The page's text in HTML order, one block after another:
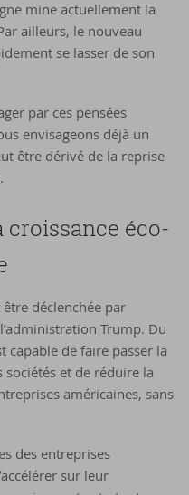
mine actuellement la
ailleurs, le nouveau
se lasser de son
par ces pensées
envisageons déjà un
être dérivé de la reprise
crois­sance éco­
déclenchée par
Trump. Du
capable de faire passer la
sociétés et de réduire la
américaines, sans
des entreprises
sur leur